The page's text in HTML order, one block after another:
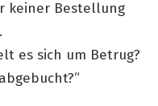
keiner Bestellung
es sich um Betrug?